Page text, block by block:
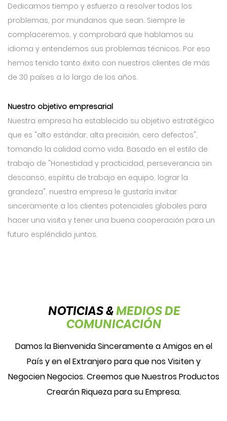
Dedicamos tiempo y esfuerzo a resolver todos los
problemas, por mundanos que sean. Siempre le
complaceremos, y comprobará que hablamos su
idioma y entendemos sus problemas técnicos. Por eso
hemos tenido tanto éxito con nuestros clientes de más
de 30 países a lo largo de los años.
Nuestro objetivo empresarial
Nuestra empresa ha establecido su objetivo estratégico
que es "alto estándar, alta precisión, cero defectos",
tomando la calidad como vida. Basado en el estilo de
trabajo de "Honestidad y practicidad, perseverancia sin
descanso, espíritu de trabajo en equipo, lograr la
grandeza", nuestra empresa le gustaría invitar
sinceramente a los clientes potenciales globales para
hacer una visita y tener una buena cooperación para un
futuro espléndido juntos.
NOTICIAS &MEDIOS DE
COMUNICACIÓN
Damos la Bienvenida Sinceramente a Amigos en el
País y en el Extranjero para que nos Visiten y
Negocien Negocios. Creemos que Nuestros Productos
Crearán Riqueza para su Empresa.